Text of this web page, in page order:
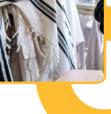
del Tempio